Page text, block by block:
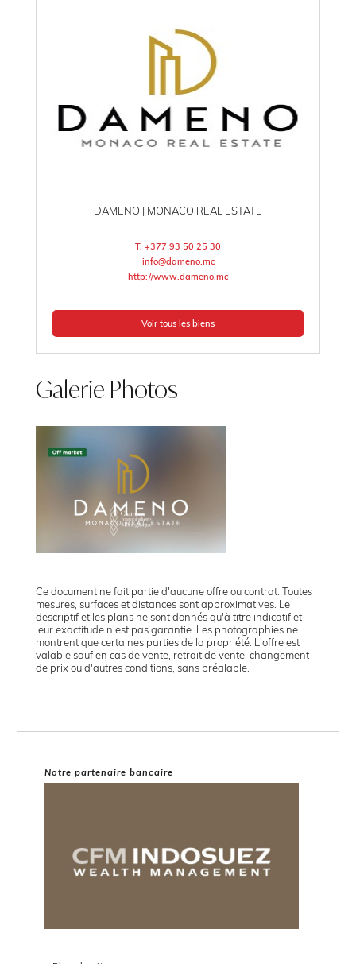
DAMENO | MONACO REAL ESTATE
T. +377 93 50 25 30
info@dameno.mc
http://www.dameno.mc
Voir tous les biens
Galerie Photos
Ce document ne fait partie d'aucune offre ou contrat. Toutes
mesures, surfaces et distances sont approximatives. Le
descriptif et les plans ne sont donnés qu'à titre indicatif et
leur exactitude n'est pas garantie. Les photographies ne
montrent que certaines parties de la propriété. L'offre est
valable sauf en cas de vente, retrait de vente, changement
de prix ou d'autres conditions, sans préalable.
Notre partenaire bancaire